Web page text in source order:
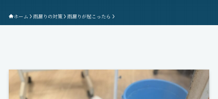
ホーム 雨漏りの対策 雨漏りが起こったら